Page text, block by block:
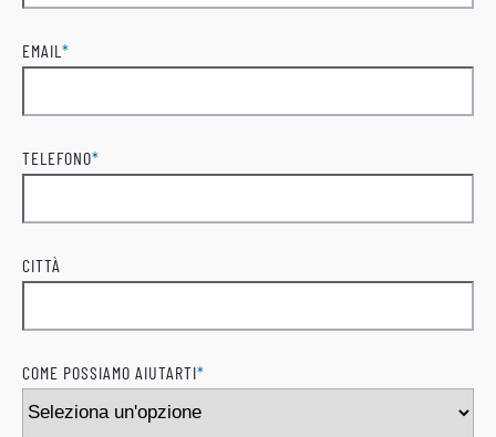
EMAIL *
TELEFONO*
CITTÀ
COME POSSIAMO AIUTARTI*